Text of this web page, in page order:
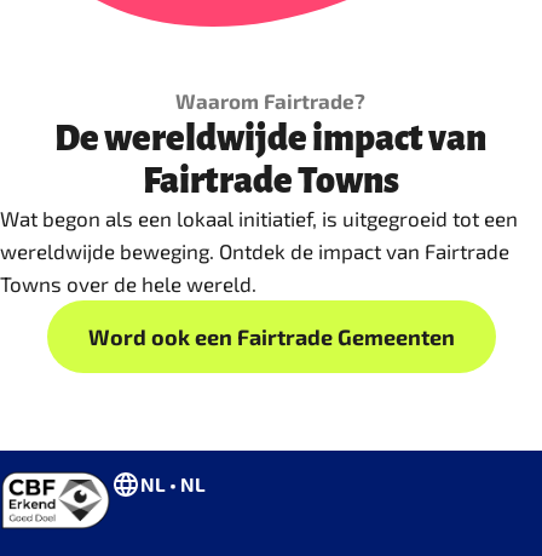
Waarom Fairtrade?
De wereldwijde impact van
Fairtrade Towns
Wat begon als een lokaal initiatief, is uitgegroeid tot een
wereldwijde beweging. Ontdek de impact van Fairtrade
Towns over de hele wereld.
Word ook een Fairtrade Gemeenten
NL • NL